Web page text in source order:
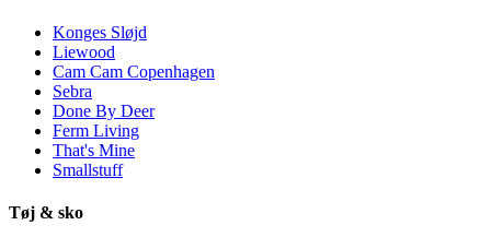
Konges Sløjd
Liewood
Cam Cam Copenhagen
Sebra
Done By Deer
Ferm Living
That's Mine
Smallstuff
Tøj & sko